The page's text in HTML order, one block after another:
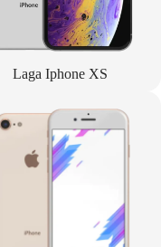
Laga Iphone XS